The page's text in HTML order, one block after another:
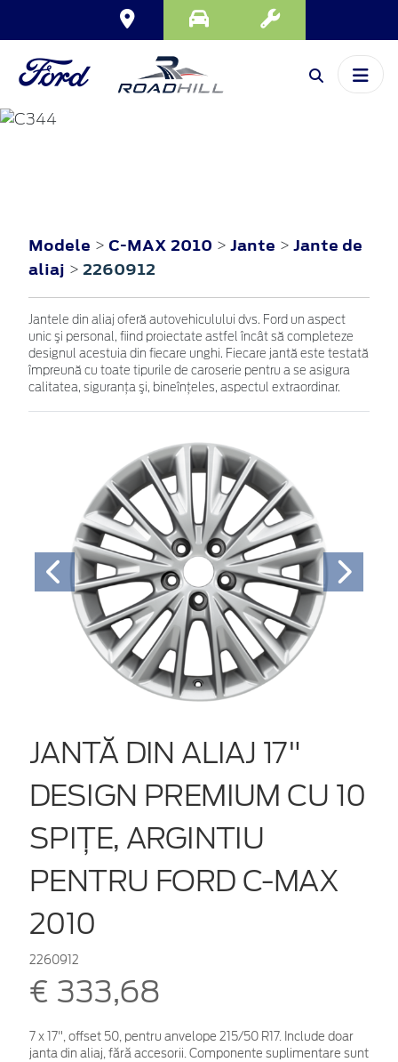
Modele > C-MAX 2010 > Jante > Jante de
aliaj > 2260912
Jantele din aliaj oferă autovehiculului dvs. Ford un aspect
unic şi personal, fiind proiectate astfel încât să completeze
designul acestuia din fiecare unghi. Fiecare jantă este testată
împreună cu toate tipurile de caroserie pentru a se asigura
calitatea, siguranţa şi, bineînţeles, aspectul extraordinar.
JANTĂ DIN ALIAJ 17"
DESIGN PREMIUM CU 10
SPIŢE, ARGINTIU
PENTRU FORD C-MAX
2010
2260912
€ 333,68
7 x 17", offset 50, pentru anvelope 215/50 R17. Include doar
janta din aliaj, fără accesorii. Componente suplimentare sunt